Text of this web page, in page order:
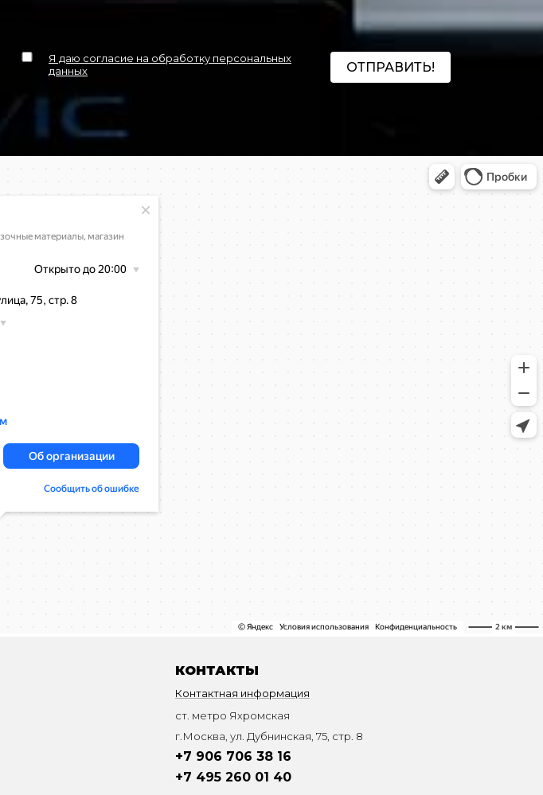
Я даю согласие на обработку персональных
данных
КОНТАКТЫ
Контактная информация
ст. метро Яхромская
г.Москва, ул. Дубнинская, 75, стр. 8
+7 906 706 38 16
+7 495 260 01 40